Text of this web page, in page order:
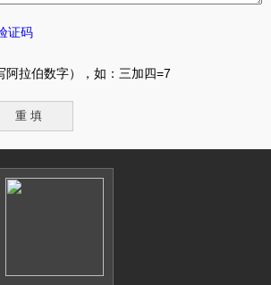
阿拉伯数字），如：三加四=7